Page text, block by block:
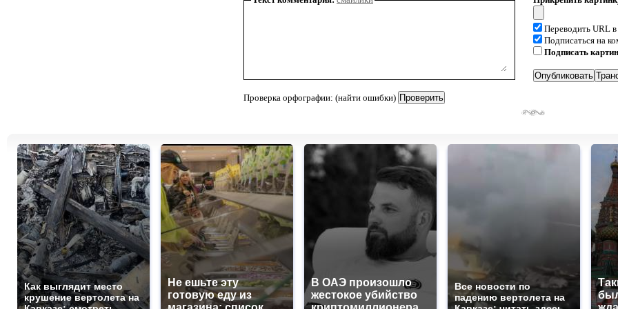
Проверка орфографии: (найти ошибки)
Переводить URL
Подписаться на
Подписать
Как выглядит место
крушение вертолета на
Не ешьте эту
готовую еду из
В ОАЭ произошло
жестокое убийство
Все новости по
падению вертолета на